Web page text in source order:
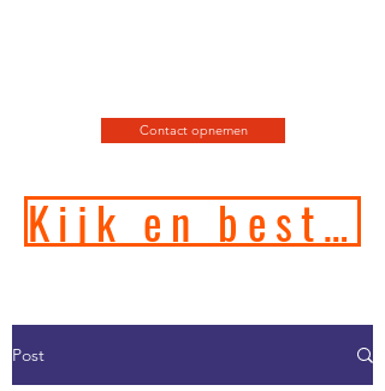
Contact opnemen
Kijk en bestel in onze online hondenwinkel!!
Post